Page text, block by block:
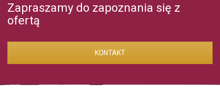
Zapraszamy do zapoznania się z
ofertą
KONTAKT